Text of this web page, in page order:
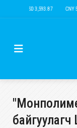
USD 3,593.87 CNY